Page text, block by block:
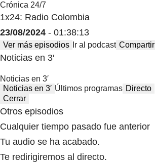
Crónica 24/7
1x24: Radio Colombia
23/08/2024 - 01:38:13
Ver más episodios Ir al podcast Compartir
Noticias en 3′
Noticias en 3′
Noticias en 3′ Últimos programas Directo
Cerrar
Otros episodios
Cualquier tiempo pasado fue anterior
Tu audio se ha acabado.
Te redirigiremos al directo.